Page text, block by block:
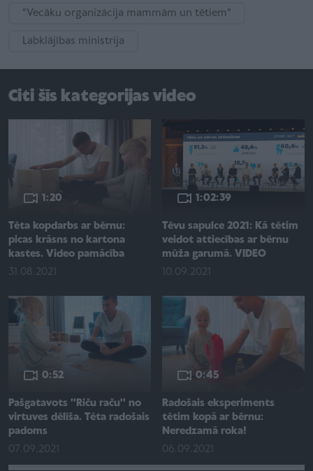
"Vecāku organizācija mammām un tētiem"
Labklājības ministrija
Citi šīs kategorijas video
1:20
Tēta kopdarbs ar bērnu:
picas krāsns no kartona
kastes. Video pamācība
31.08.2021
1:02:39
Tēvu sapulce 2021: Kā tētim
veidot attiecības ar bērnu
mūža garumā. VIDEO
10.09.2021
0:52
Pašgatavots ''Riču raču'' no
virtuves dēlīša. Tēta radošais
padoms
07.09.2021
0:45
Radošais eksperiments
tētim kopā ar bērnu:
Neredzamā roka!
06.09.2021